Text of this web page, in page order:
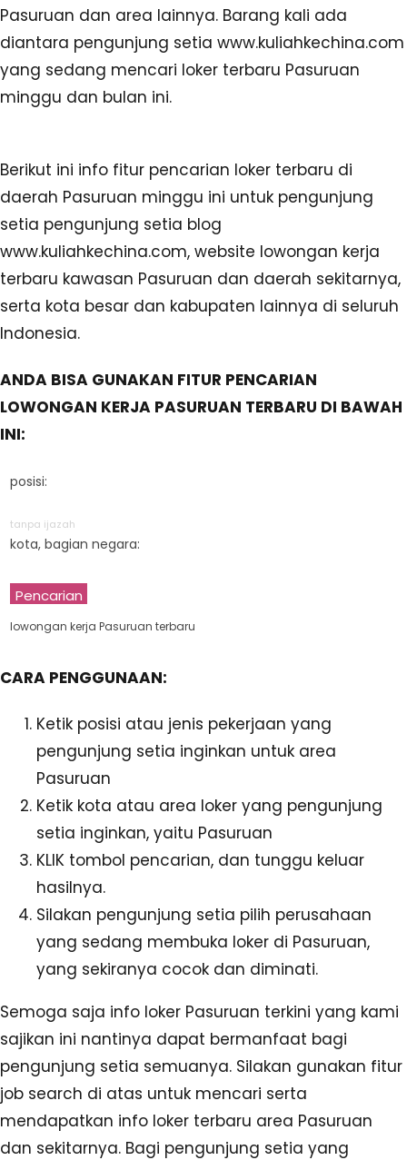
Pasuruan dan area lainnya. Barang kali ada
diantara pengunjung setia www.kuliahkechina.com
yang sedang mencari loker terbaru Pasuruan
minggu dan bulan ini.
Berikut ini info fitur pencarian loker terbaru di
daerah Pasuruan minggu ini untuk pengunjung
setia pengunjung setia blog
www.kuliahkechina.com, website lowongan kerja
terbaru kawasan Pasuruan dan daerah sekitarnya,
serta kota besar dan kabupaten lainnya di seluruh
Indonesia.
ANDA BISA GUNAKAN FITUR PENCARIAN
LOWONGAN KERJA PASURUAN TERBARU DI BAWAH
INI:
posisi:
tanpa ijazah
kota, bagian negara:
Pencarian
lowongan kerja Pasuruan terbaru
CARA PENGGUNAAN:
Ketik posisi atau jenis pekerjaan yang
pengunjung setia inginkan untuk area
Pasuruan
Ketik kota atau area loker yang pengunjung
setia inginkan, yaitu Pasuruan
KLIK tombol pencarian, dan tunggu keluar
hasilnya.
Silakan pengunjung setia pilih perusahaan
yang sedang membuka loker di Pasuruan,
yang sekiranya cocok dan diminati.
Semoga saja info loker Pasuruan terkini yang kami
sajikan ini nantinya dapat bermanfaat bagi
pengunjung setia semuanya. Silakan gunakan fitur
job search di atas untuk mencari serta
mendapatkan info loker terbaru area Pasuruan
dan sekitarnya. Bagi pengunjung setia yang